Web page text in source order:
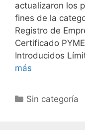
actualizaron los
fines de la
Registro de
Certificado
Introducidos
más
Sin categoría